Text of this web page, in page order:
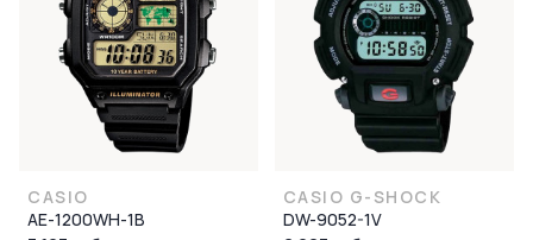
CASIO
AE-1200WH-1B
CASIO G-SHOCK
DW-9052-1V